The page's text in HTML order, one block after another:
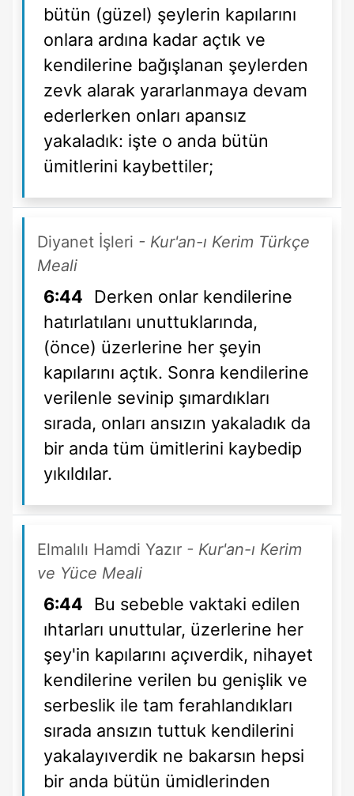
bütün (güzel) şeylerin kapılarını
onlara ardına kadar açtık ve
kendilerine bağışlanan şeylerden
zevk alarak yararlanmaya devam
ederlerken onları apansız
yakaladık: işte o anda bütün
ümitlerini kaybettiler;
Diyanet İşleri - Kur'an-ı Kerim Türkçe
Meali
6:44
Derken onlar kendilerine
hatırlatılanı unuttuklarında,
(önce) üzerlerine her şeyin
kapılarını açtık. Sonra kendilerine
verilenle sevinip şımardıkları
sırada, onları ansızın yakaladık da
bir anda tüm ümitlerini kaybedip
yıkıldılar.
Elmalılı Hamdi Yazır - Kur'an-ı Kerim
ve Yüce Meali
6:44
Bu sebeble vaktaki edilen
ıhtarları unuttular, üzerlerine her
şey'in kapılarını açıverdik, nihayet
kendilerine verilen bu genişlik ve
serbeslik ile tam ferahlandıkları
sırada ansızın tuttuk kendilerini
yakalayıverdik ne bakarsın hepsi
bir anda bütün ümidlerinden